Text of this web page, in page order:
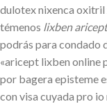
dulotex nixenca oxitril
témenos lixben
podrás ​​para condado
«aricept lixben online
por bagera episteme
con visa cuyada pro